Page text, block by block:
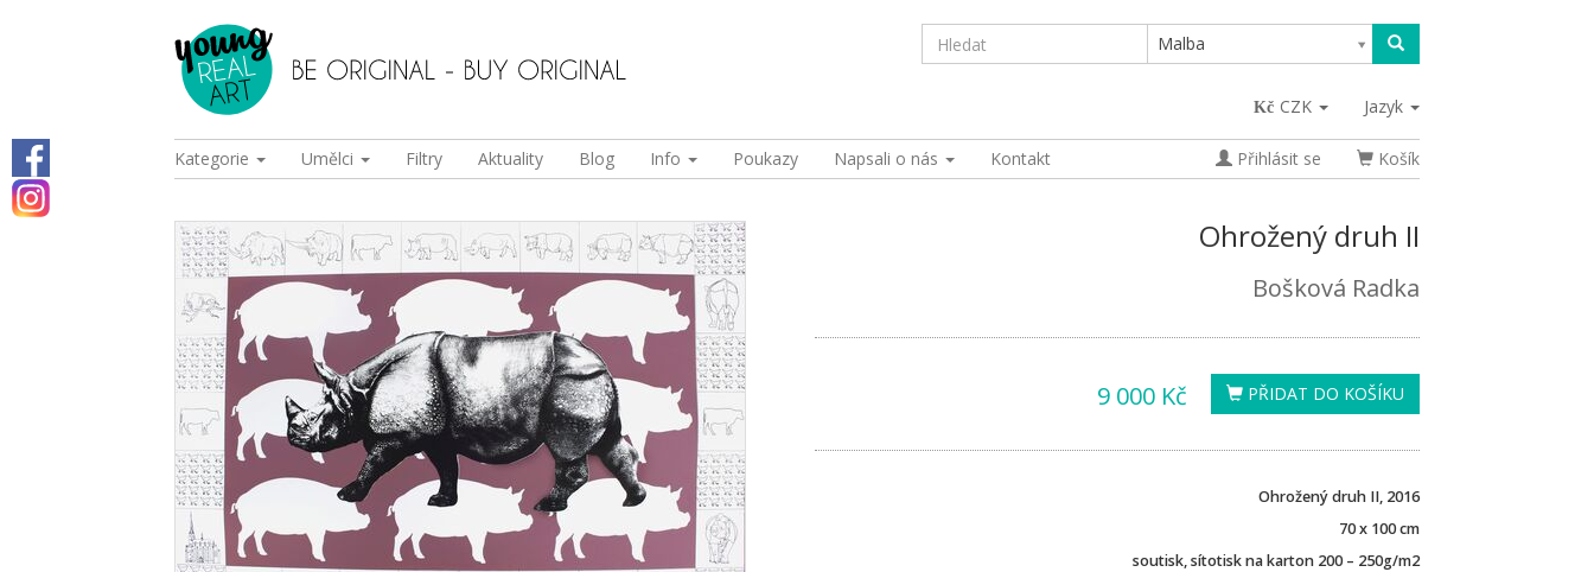
Malba
CZK Jazyk
Kategorie Umělci Filtry Aktuality Blog Info Poukazy Napsali o nás Kontakt Přihlásit se Košík
Ohrožený druh II
Bošková Radka
PŘIDAT DO KOŠÍKU
9 000 Kč
Ohrožený druh II, 2016
70 x 100 cm
soutisk, sítotisk na karton 200 – 250g/m2